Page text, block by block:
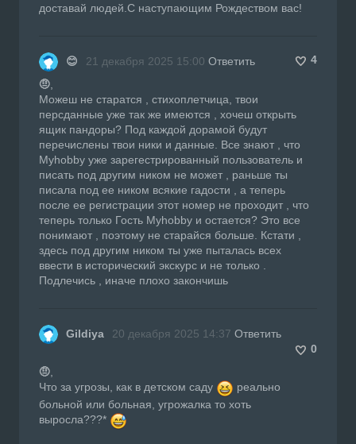
доставай людей.С наступающим Рождеством вас!
😊 21 декабря 2025 15:00 Ответить
4
🤨
Можеш не старатся , стихоплетчица, твои
персданные уже так же имеются , хочеш открыть
ящик пандоры? Под каждой дорамой будут
перечислены твои ники и данные. Все знают , что
Myhobby уже зарегестрированный пользователь и
писать под другим ником не может , раньше ты
писала под ее ником всякие гадости , а теперь
после ее регистрации этот номер не проходит , что
теперь только Гость Myhobby и остается? Это все
понимают , поэтому не старайся больше. Кстати ,
здесь под другим ником ты уже пыталась всех
ввести в исторический экскурс и не только .
Подлечись , иначе плохо закончишь
Gildiya 20 декабря 2025 14:37 Ответить
0
🤨
Что за угрозы, как в детском саду
реально
больной или больная, угрожалка то хоть
выросла???*